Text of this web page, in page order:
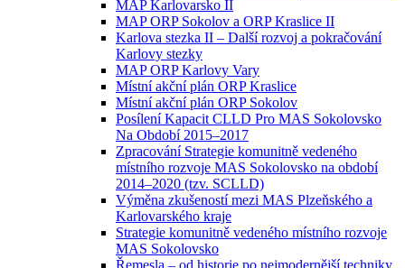
MAP Karlovarsko II
MAP ORP Sokolov a ORP Kraslice II
Karlova stezka II – Další rozvoj a pokračování
Karlovy stezky
MAP ORP Karlovy Vary
Místní akční plán ORP Kraslice
Místní akční plán ORP Sokolov
Posílení Kapacit CLLD Pro MAS Sokolovsko
Na Období 2015–2017
Zpracování Strategie komunitně vedeného
místního rozvoje MAS Sokolovsko na období
2014–2020 (tzv. SCLLD)
Výměna zkušeností mezi MAS Plzeňského a
Karlovarského kraje
Strategie komunitně vedeného místního rozvoje
MAS Sokolovsko
Řemesla – od historie po nejmodernější techniky